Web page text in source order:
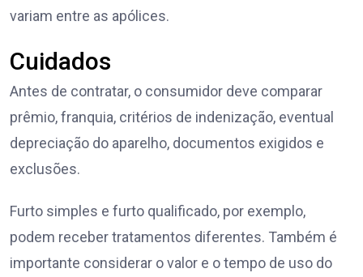
variam entre as apólices.
Cuidados
Antes de contratar, o consumidor deve comparar
prêmio, franquia, critérios de indenização, eventual
depreciação do aparelho, documentos exigidos e
exclusões.
Furto simples e furto qualificado, por exemplo,
podem receber tratamentos diferentes. Também é
importante considerar o valor e o tempo de uso do